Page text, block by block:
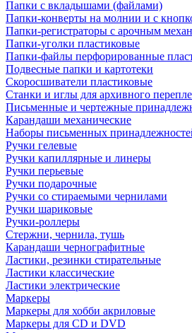
Папки с вкладышами (файлами)
Папки-конверты на молнии и с
Папки-регистраторы с арочным
Папки-уголки пластиковые
Папки-файлы перфорированные
Подвесные папки и картотеки
Скоросшиватели пластиковые
Станки и иглы для архивного
Письменные и чертежные
Карандаши механические
Наборы письменных
Ручки гелевые
Ручки капиллярные и линеры
Ручки перьевые
Ручки подарочные
Ручки со стираемыми чернилами
Ручки шариковые
Ручки-роллеры
Стержни, чернила, тушь
Карандаши чернографитные
Ластики, резинки стирательные
Ластики классические
Ластики электрические
Маркеры
Маркеры для хобби акриловые
Маркеры для CD и DVD